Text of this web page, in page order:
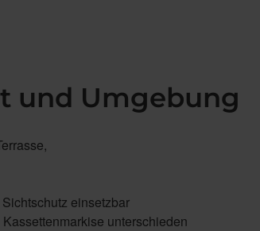
und Umgebung
einsetzbar
unterschieden